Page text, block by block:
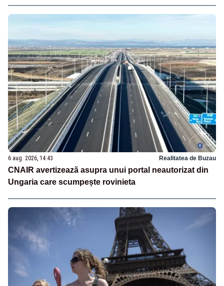
6 aug. 2026, 14:43 Realitatea de Buzau
CNAIR avertizează asupra unui portal neautorizat din
Ungaria care scumpește rovinieta